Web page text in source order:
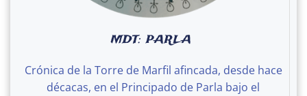
MDT: PARLA
Crónica de la Torre de Marfil afincada, desde hace
décacas, en el Principado de Parla bajo el